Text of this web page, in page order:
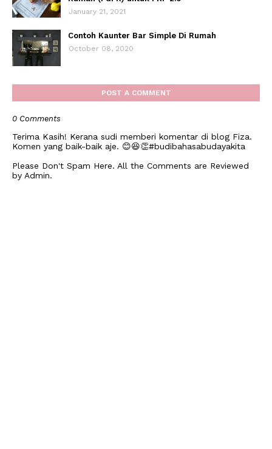
January 21, 2021
Contoh Kaunter Bar Simple Di Rumah
October 08, 2020
POST A COMMENT
0 Comments
Terima Kasih! Kerana sudi memberi komentar di blog Fiza.
Komen yang baik-baik aje. 😊😆👏#budibahasabudayakita
Please Don't Spam Here. All the Comments are Reviewed
by Admin.